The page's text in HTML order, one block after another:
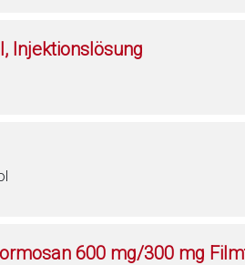
Injektionslösung
600 mg/300 mg